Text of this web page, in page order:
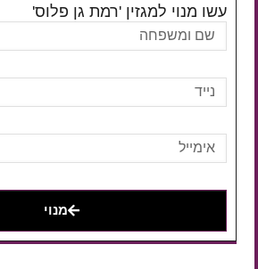
עשו מנוי למגזין 'רמת גן פלוס'
מנוי